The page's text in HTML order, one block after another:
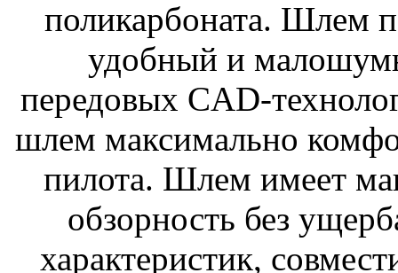
поликарбоната. Шлем
удобный и
передовых CAD-
шлем максимально
пилота. Шлем имеет
обзорность без
характеристик,